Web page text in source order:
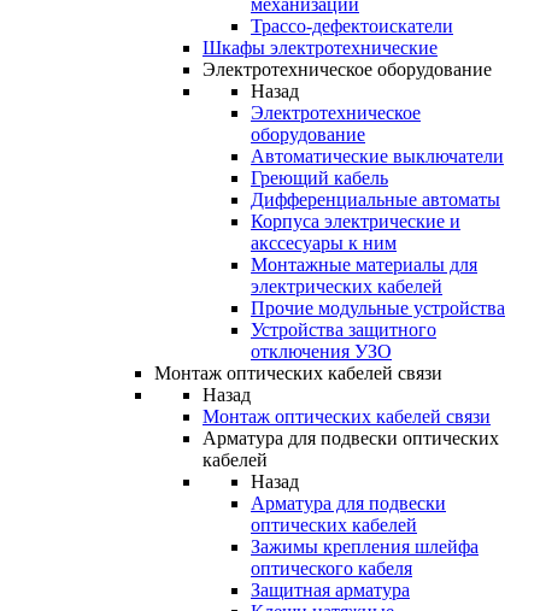
механизации
Трассо-дефектоискатели
Шкафы электротехнические
Электротехническое оборудование
Назад
Электротехническое
оборудование
Автоматические выключатели
Греющий кабель
Дифференциальные автоматы
Корпуса электрические и
акссесуары к ним
Монтажные материалы для
электрических кабелей
Прочие модульные устройства
Устройства защитного
отключения УЗО
Монтаж оптических кабелей связи
Назад
Монтаж оптических кабелей связи
Арматура для подвески оптических
кабелей
Назад
Арматура для подвески
оптических кабелей
Зажимы крепления шлейфа
оптического кабеля
Защитная арматура